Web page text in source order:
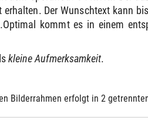
Der Wunschtext kann
kommt es in einem
kleine Aufmerksamkeit.
Bilderrahmen erfolgt in 2